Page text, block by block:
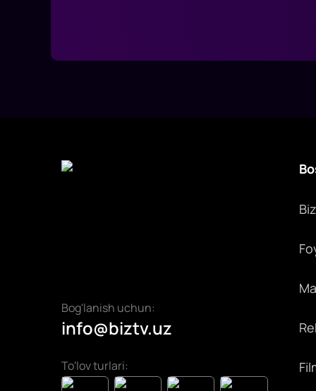
Bog'lanish uchun:
info@biztv.uz
To'lov turlari: